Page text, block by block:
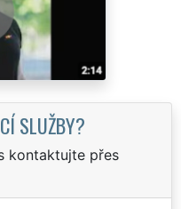
SLUŽBY?
kontaktujte přes